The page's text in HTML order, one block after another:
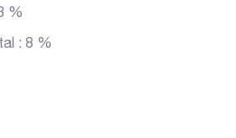
%
: 8 %